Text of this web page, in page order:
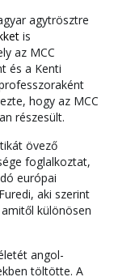
agytrösztre
is
az MCC
és a Kenti
hogy az MCC
részesült.
övező
foglalkoztat,
európai
aki szerint
különösen
angol-
töltötte. A